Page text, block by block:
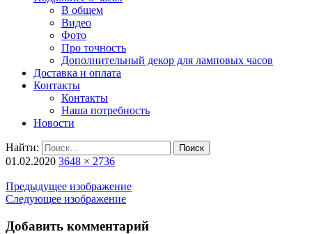
В общем
Видео
Фото
Про точность
Дополнительный декор для ламповых часов
Доставка и оплата
Контакты
Контакты
Наша потребность
Новости
Найти:
01.02.2020 3648 × 2736
Предыдущее изображение
Следующее изображение
Добавить комментарий